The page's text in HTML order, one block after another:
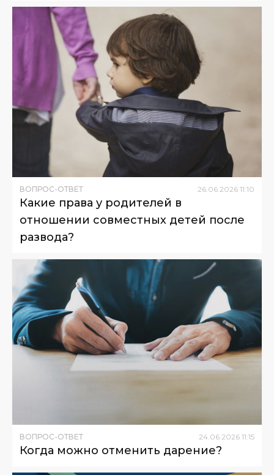
ВОПРОС-ОТВЕТ 26.06.2026 11:10
Какие права у родителей в
отношении совместных детей после
развода?
ВОПРОС-ОТВЕТ 24 06 2026 11:15
Когда можно отменить дарение?